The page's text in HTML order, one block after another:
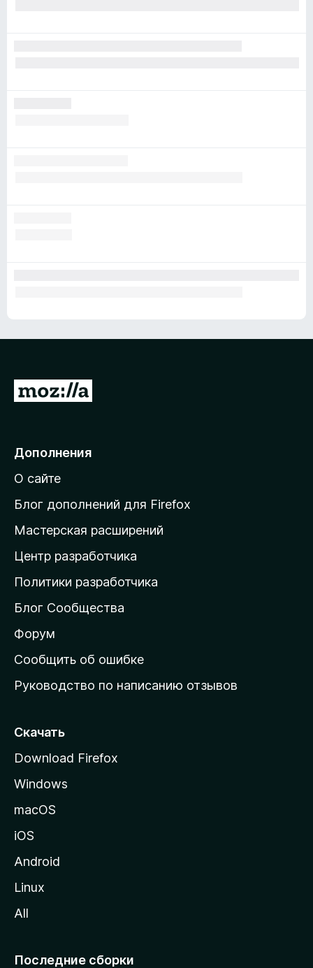
П
е
й
т
и
а
д
о
а
ш
н
ю
т
а
н
у
M
i
l
Дополнения
О сайте
Блог дополнений для Firefox
Мастерская расширений
Центр разработчика
Политики разработчика
Блог Сообщества
Форум
Сообщить об ошибке
Руководство по написанию отзывов
Скачать
Download Firefox
Windows
macOS
iOS
Android
Linux
All
Последние сборки